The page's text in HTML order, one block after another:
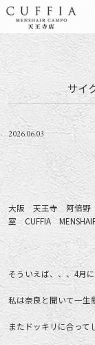
サイ
2026.06.03
大阪 天王寺 阿倍野
室 CUFFIA
そういえば、、、4月
私は奈良と聞いて一生
またドッキリに合って